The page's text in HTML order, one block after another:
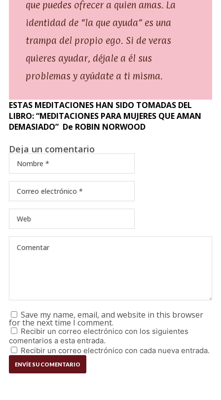
que puedes ofrecer a quien amas. La
identidad de “la que ayuda” es una
trampa del propio ego. Si de veras
quieres ayudar, déjale a él sus
problemas y ayúdate a ti misma.
ESTAS MEDITACIONES HAN SIDO TOMADAS DEL
LIBRO: “MEDITACIONES PARA MUJERES QUE AMAN
DEMASIADO” De ROBIN NORWOOD
Deja un comentario
Save my name, email, and website in this browser
for the next time I comment.
Recibir un correo electrónico con los siguientes
comentarios a esta entrada.
Recibir un correo electrónico con cada nueva entrada.